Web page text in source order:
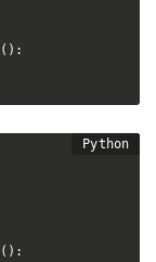
( ) :
( ) :